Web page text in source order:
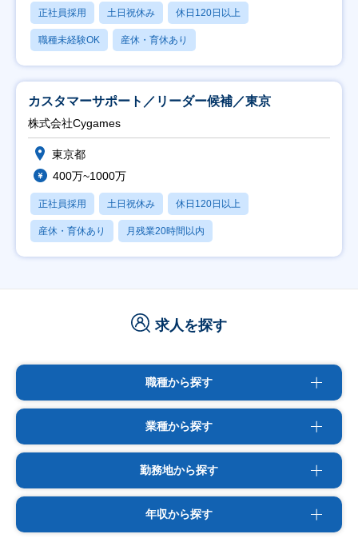
正社員採用 土日祝休み 休日120日以上
職種未経験OK 産休・育休あり
カスタマーサポート／リーダー候補／東京
株式会社Cygames
東京都
400万~1000万
正社員採用 土日祝休み 休日120日以上
産休・育休あり 月残業20時間以内
求人を探す
職種から探す
業種から探す
勤務地から探す
年収から探す